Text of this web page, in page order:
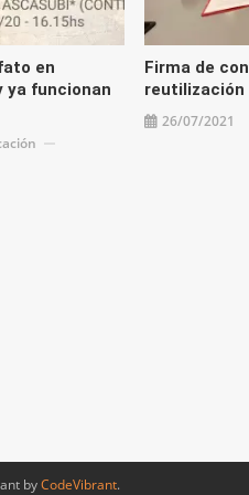
en
ya funcionan
Firma de
reutilización
26/07/2021
byCodeVibrant.